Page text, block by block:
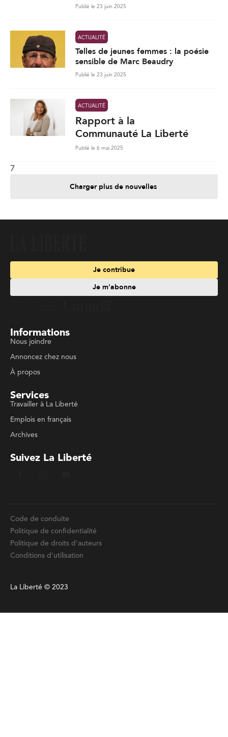
Publié le 23 juin 2025
ACTUALITÉ
Telles de jeunes femmes : la poésie
sensible de Marc Beaudry
Publié le 23 juin 2025
ACTUALITÉ
Rapport à la
Communauté La Liberté
Publié le 6 mai 2025
7
Charger plus de nouvelles
Je contribue
Je m'abonne
Informations
Nous joindre
Annoncez chez nous
À propos
Services
Travailler à La Liberté
Emplois en français
Archives
Suivez La Liberté
Code de conduite
Politique de confidentialité
Politique de droits d'auteurs
Conditions d'utilisation
La Liberté © 2023